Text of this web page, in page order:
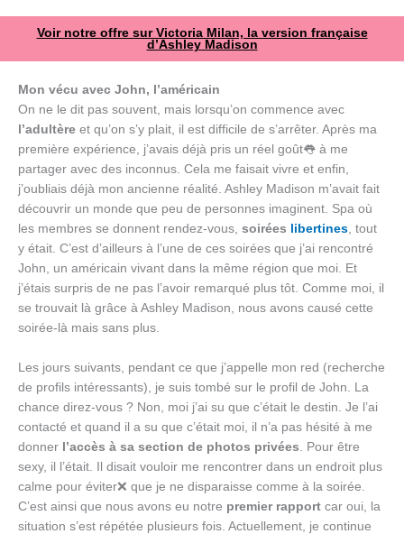
Voir notre offre sur Victoria Milan, la version française
d’Ashley Madison
Mon vécu avec John, l’américain
On ne le dit pas souvent, mais lorsqu’on commence avec
l’adultère et qu’on s’y plait, il est difficile de s’arrêter. Après ma
première expérience, j’avais déjà pris un réel goût👅 à me
partager avec des inconnus. Cela me faisait vivre et enfin,
j’oubliais déjà mon ancienne réalité. Ashley Madison m’avait fait
découvrir un monde que peu de personnes imaginent. Spa où
les membres se donnent rendez-vous, soirées libertines , tout
y était. C’est d’ailleurs à l’une de ces soirées que j’ai rencontré
John, un américain vivant dans la même région que moi. Et
j’étais surpris de ne pas l’avoir remarqué plus tôt. Comme moi, il
se trouvait là grâce à Ashley Madison, nous avons causé cette
soirée-là mais sans plus.
Les jours suivants, pendant ce que j’appelle mon red (recherche
de profils intéressants), je suis tombé sur le profil de John. La
chance direz-vous ? Non, moi j’ai su que c’était le destin. Je l’ai
contacté et quand il a su que c’était moi, il n’a pas hésité à me
donner l’accès à sa section de photos privées . Pour être
sexy, il l’était. Il disait vouloir me rencontrer dans un endroit plus
calme pour éviter❌ que je ne disparaisse comme à la soirée.
C’est ainsi que nous avons eu notre premier rapport car oui, la
situation s’est répétée plusieurs fois. Actuellement, je continue